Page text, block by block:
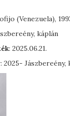
(Venezuela),
káplán
: 2025.06.21.
: 2025- Jászbereény,